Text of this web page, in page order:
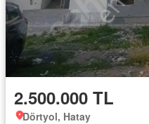
2.500.000 TL
Dörtyol, Hatay